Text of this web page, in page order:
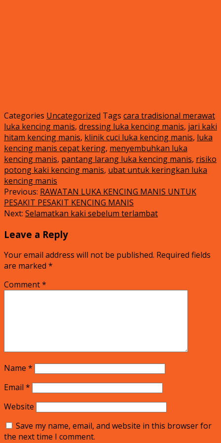
Categories Uncategorized Tags cara tradisional merawat
luka kencing manis, dressing luka kencing manis, jari kaki
hitam kencing manis, klinik cuci luka kencing manis, luka
kencing manis cepat kering, menyembuhkan luka
kencing manis, pantang larang luka kencing manis, risiko
potong kaki kencing manis, ubat untuk keringkan luka
kencing manis
Previous: RAWATAN LUKA KENCING MANIS UNTUK
PESAKIT PESAKIT KENCING MANIS
Next: Selamatkan kaki sebelum terlambat
Leave a Reply
Your email address will not be published. Required fields
are marked *
Comment*
Name *
Email *
Website
Save my name, email, and website in this browser for
the next time I comment.